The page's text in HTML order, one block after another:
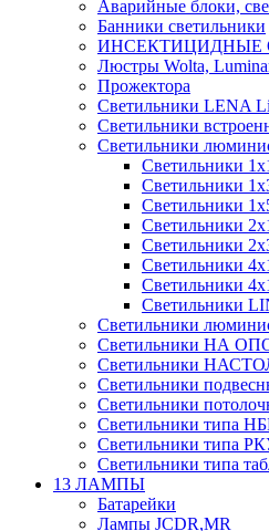
Аварийные блоки,
Банники светильники
ИНСЕКТИЦИДНЫЕ
Люстры Wolta,
Прожектора
Светильники LENA
Светильники
Светильники
Светильники
Светильники
Светильники
Светильники
Светильники
Светильники
Светильники
Светильники
Светильники
Светильники НА
Светильники
Светильники
Светильники
Светильники типа
Светильники типа
Светильники типа
13 ЛАМПЫ
Батарейки
Лампы JCDR,MR